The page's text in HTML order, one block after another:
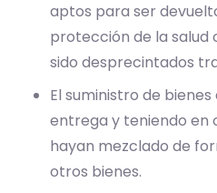
aptos para ser
protección de la salud
sido desprecintados
El suministro de bienes
entrega y teniendo en
hayan mezclado de
otros bienes.